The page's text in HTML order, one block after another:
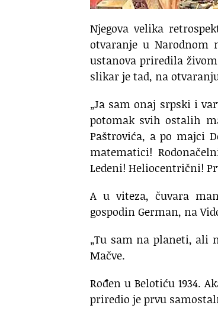
Njegova velika
otvaranje u Narodnom
ustanova priredila
slikar je tad, na
„Ja sam onaj srpski i
potomak svih ostalih
Paštrovića, a po majci
matematici!
Ledeni! Heliocentrični!
A u viteza, čuvara
gospodin German, na
„Tu sam na planeti, ali
Mačve.
Rođen u Belotiću 1934.
priredio je prvu